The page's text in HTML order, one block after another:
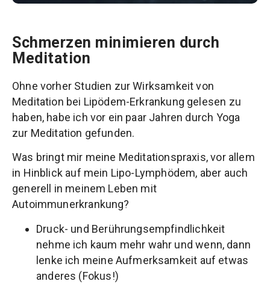
Schmerzen minimieren durch
Meditation
Ohne vorher Studien zur Wirksamkeit von
Meditation bei Lipödem-Erkrankung gelesen zu
haben, habe ich vor ein paar Jahren durch Yoga
zur Meditation gefunden.
Was bringt mir meine Meditationspraxis, vor allem
in Hinblick auf mein Lipo-Lymphödem, aber auch
generell in meinem Leben mit
Autoimmunerkrankung?
Druck- und Berührungsempfindlichkeit
nehme ich kaum mehr wahr und wenn, dann
lenke ich meine Aufmerksamkeit auf etwas
anderes (Fokus!)